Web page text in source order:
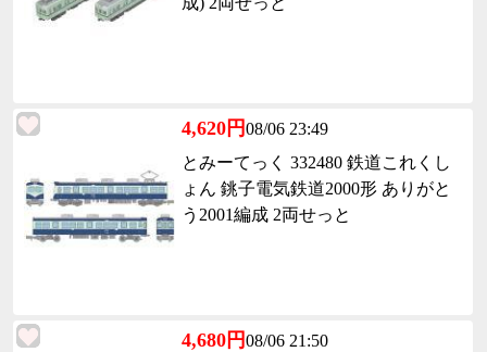
4,620円08/06 23:49
とみーてっく 332480 鉄道これくし
ょん 銚子電気鉄道2000形 ありがと
う2001編成 2両せっと
4,680円08/06 21:50